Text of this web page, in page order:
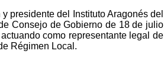
presidente del Instituto Aragonés del
Consejo de Gobierno de 18 de julio
como representante legal de
Régimen Local.